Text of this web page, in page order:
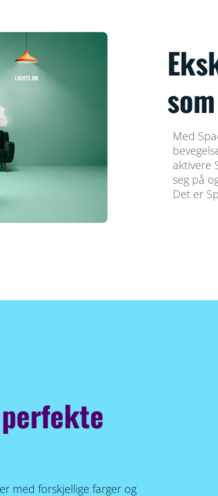
Med
aktivere
seg på
Det er
med forskjellige farger og